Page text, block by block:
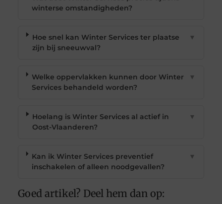
winterse omstandigheden?
Hoe snel kan Winter Services ter plaatse
zijn bij sneeuwval?
▼
Welke oppervlakken kunnen door Winter
Services behandeld worden?
▼
Hoelang is Winter Services al actief in
Oost-Vlaanderen?
▼
Kan ik Winter Services preventief
inschakelen of alleen noodgevallen?
▼
Goed artikel? Deel hem dan op: